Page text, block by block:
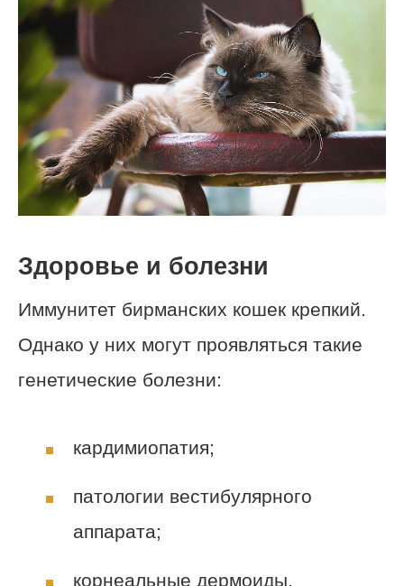
Здоровье и болезни
Иммунитет бирманских кошек крепкий.
Однако у них могут проявляться такие
генетические болезни:
кардимиопатия;
патологии вестибулярного
аппарата;
корнеальные дермоиды.